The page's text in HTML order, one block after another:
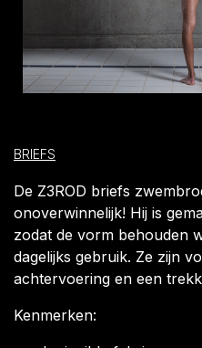
BRIEFS
De Z3ROD briefs
onoverwinnelijk! Hij is
zodat de vorm behouden
dagelijks gebruik. Ze zijn
achtervoering en een
Kenmerken: